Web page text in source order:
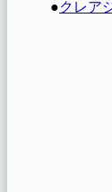
●クレア